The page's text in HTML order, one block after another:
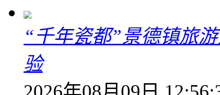
“千年瓷都”景德镇旅
验